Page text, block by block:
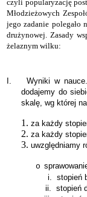
czyli popularyzację
Młodzieżowych
jego zadanie
drużynowej. Zasady
żelaznym wilku:
I.
Wyniki w
dodajemy do
skalę, wg której
za każdy
za każdy
uwzględniamy
o
i. stopień
ii. stopień